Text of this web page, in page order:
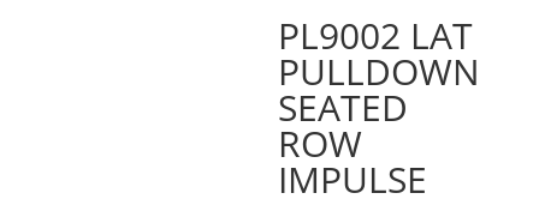
PL9002 LAT
PULLDOWN
SEATED
ROW
IMPULSE